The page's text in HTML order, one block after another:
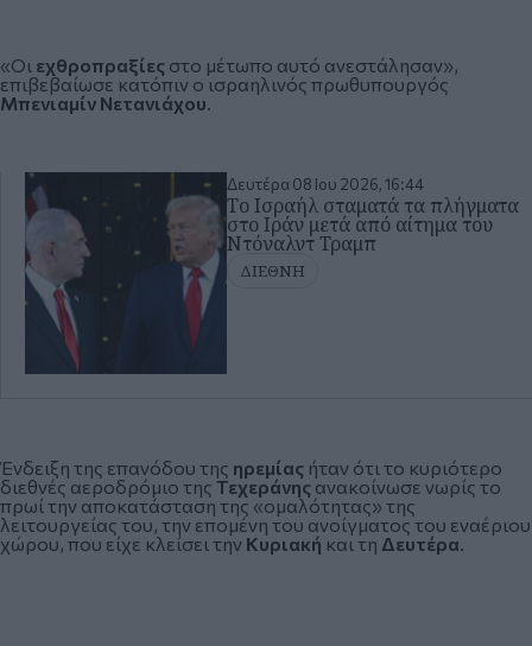
«Οι εχθροπραξίες στο μέτωπο αυτό ανεστάλησαν»,
επιβεβαίωσε κατόπιν ο ισραηλινός πρωθυπουργός
Μπενιαμίν Νετανιάχου.
Δευτέρα 08 Ιου 2026, 16:44
Το Ισραήλ σταματά τα πλήγματα
στο Ιράν μετά από αίτημα του
Ντόναλντ Τραμπ
ΔΙΕΘΝΗ
Ένδειξη της επανόδου της ηρεμίας ήταν ότι το κυριότερο
διεθνές αεροδρόμιο της Τεχεράνης ανακοίνωσε νωρίς το
πρωί την αποκατάσταση της «ομαλότητας» της
λειτουργείας του, την επομένη του ανοίγματος του εναέριου
χώρου, που είχε κλείσει την Κυριακή και τη Δευτέρα.